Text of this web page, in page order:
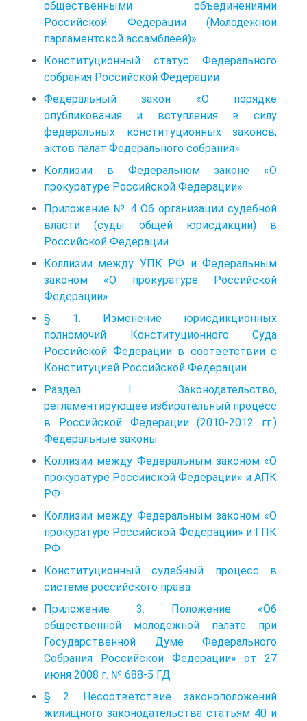
общественными объединениями
Российской Федерации (Молодежной
парламентской ассамблеей)»
Конституционный статус Федерального
собрания Российской Федерации
Федеральный закон «О порядке
опубликования и вступления в силу
федеральных конституционных законов,
актов палат Федерального собрания»
Коллизии в Федеральном законе «О
прокуратуре Российской Федерации»
Приложение № 4 Об организации судебной
власти (суды общей юрисдикции) в
Российской Федерации
Коллизии между УПК РФ и Федеральным
законом «О прокуратуре Российской
Федерации»
§ 1. Изменение юрисдикционных
полномочий Конституционного Суда
Российской Федерации в соответствии с
Конституцией Российской Федерации
Раздел I Законодательство,
регламентирующее избирательный процесс
в Российской Федерации (2010-2012 гг.)
Федеральные законы
Коллизии между Федеральным законом «О
прокуратуре Российской Федерации» и АПК
РФ
Коллизии между Федеральным законом «О
прокуратуре Российской Федерации» и ГПК
РФ
Конституционный судебный процесс в
системе российского права
Приложение 3. Положение «Об
общественной молодежной палате при
Государственной Думе Федерального
Собрания Российской Федерации» от 27
июня 2008 г. № 688-5 ГД
§ 2. Несоответствие законоположений
жилищного законодательства статьям 40 и